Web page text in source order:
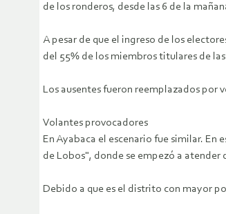
de los ronderos, desde las 6 de la
A pesar de que el ingreso de los
del 55% de los miembros titulares de
Los ausentes fueron reemplazados por
Volantes provocadores
En Ayabaca el escenario fue similar.
de Lobos", donde se empezó a atender
Debido a que es el distrito con mayor